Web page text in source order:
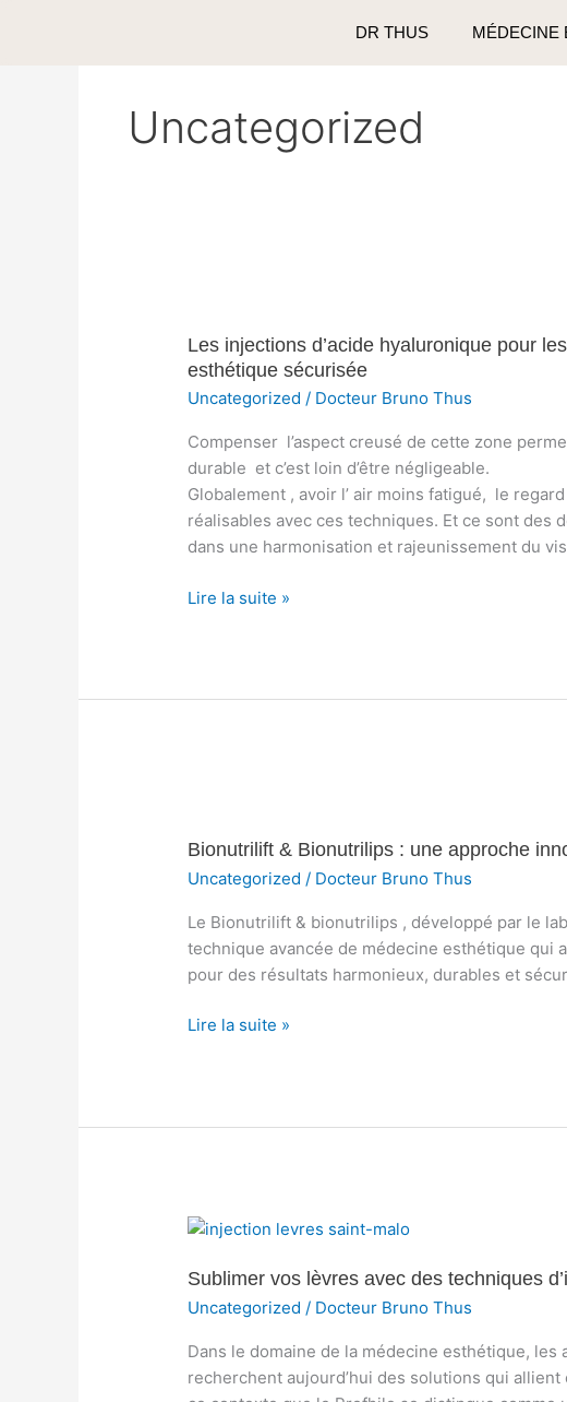
DR THUS MÉDECINE
Uncategorized
Les injections d’acide hyaluronique pour
esthétique sécurisée
Uncategorized / Docteur Bruno Thus
Compenser l’aspect creusé de cette zone
durable et c’est loin d’être négligeable.
Globalement , avoir l’ air moins fatigué, le
réalisables avec ces techniques. Et ce sont des
dans une harmonisation et rajeunissement du
d’acide
hyaluronique
pour
tempes
:
une
approche
médico-
sécurisée
Lire la suite »
Bionutrilift & Bionutrilips : une approche
Uncategorized / Docteur Bruno Thus
Le Bionutrilift & bionutrilips , développé par le
technique avancée de médecine esthétique qui
pour des résultats harmonieux, durables et
Bionutrilips
:
approche
innovante
en
esthétique
Lire la suite »
Sublimer vos lèvres avec des techniques
Uncategorized / Docteur Bruno Thus
Dans le domaine de la médecine esthétique,
recherchent aujourd’hui des solutions qui
Sublimer
lèvres
avec
techniques
d’injection